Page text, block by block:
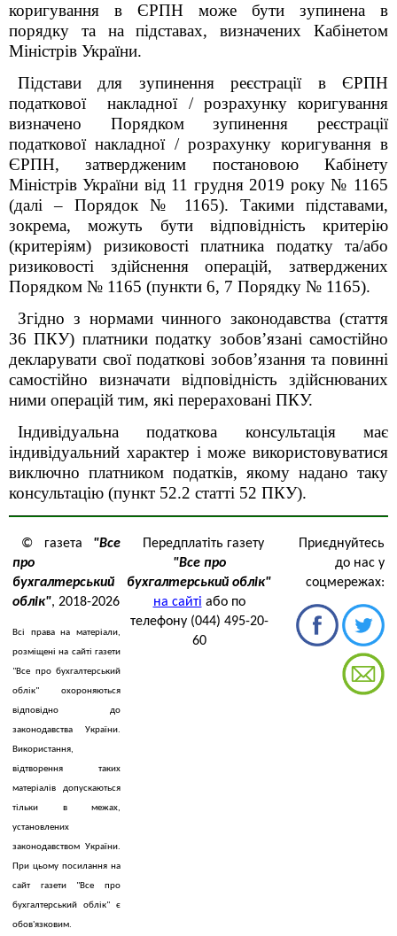
коригування в ЄРПН може бути зупинена в
порядку та на підставах, визначених Кабінетом
Міністрів України.
Підстави для зупинення реєстрації в ЄРПН
податкової накладної / розрахунку коригування
визначено Порядком зупинення реєстрації
податкової накладної / розрахунку коригування в
ЄРПН, затвердженим постановою Кабінету
Міністрів України від 11 грудня 2019 року № 1165
(далі – Порядок № 1165). Такими підставами,
зокрема, можуть бути відповідність критерію
(критеріям) ризиковості платника податку та/або
ризиковості здійснення операцій, затверджених
Порядком № 1165 (пункти 6, 7 Порядку № 1165).
Згідно з нормами чинного законодавства (стаття
36 ПКУ) платники податку зобов’язані самостійно
декларувати свої податкові зобов’язання та повинні
самостійно визначати відповідність здійснюваних
ними операцій тим, які перераховані ПКУ.
Індивідуальна податкова консультація має
індивідуальний характер і може використовуватися
виключно платником податків, якому надано таку
консультацію (пункт 52.2 статті 52 ПКУ).
© газета "Все
про
бухгалтерський
облік", 2018-2026
Всі права на матеріали,
розміщені на сайті газети
"Все про бухгалтерський
облік" охороняються
відповідно до
законодавства України.
Використання,
відтворення таких
матеріалів допускаються
тільки в межах,
установлених
законодавством України.
При цьому посилання на
сайт газети "Все про
бухгалтерський облік" є
обов'язковим.
Передплатіть газету
"Все про
бухгалтерський облік"
на сайті або по
телефону (044) 495-20-
60
Приєднуйтесь
до нас у
соцмережах: